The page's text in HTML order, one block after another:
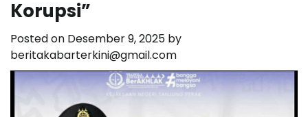
Korupsi”
Posted on Desember 9, 2025 by
beritakabarterkini@gmail.com